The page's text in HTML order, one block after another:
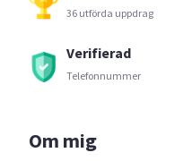
36 utförda uppdrag
Verifierad
Telefonnummer
Om mig